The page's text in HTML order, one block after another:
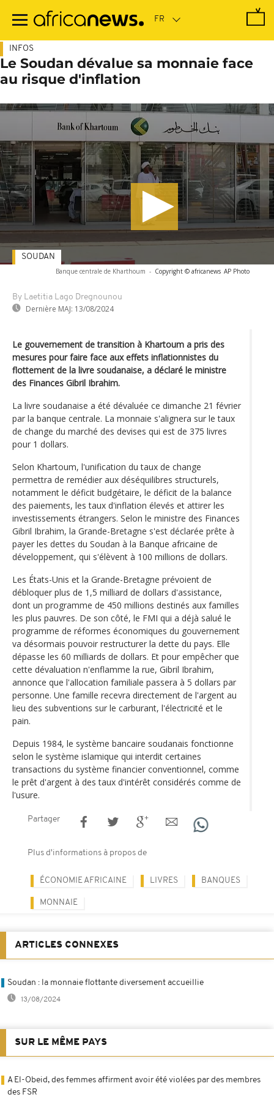
contenu
INFOS
Le Soudan dévalue sa monnaie face
au risque d'inflation
Banque centrale de Kharthoum - Copyright © africanews AP Photo
By Laetitia Lago Dregnounou
Dernière MAJ: 13/08/2024
SOUDAN
Le gouvernement de transition à Khartoum a pris des
mesures pour faire face aux effets inflationnistes du
flottement de la livre soudanaise, a déclaré le ministre
des Finances Gibril Ibrahim.
La livre soudanaise a été dévaluée ce dimanche 21 février
par la banque centrale. La monnaie s'alignera sur le taux
de change du marché des devises qui est de 375 livres
pour 1 dollars.
Selon Khartoum, l'unification du taux de change
permettra de remédier aux déséquilibres structurels,
notamment le déficit budgétaire, le déficit de la balance
des paiements, les taux d'inflation élevés et attirer les
investissements étrangers. Selon le ministre des Finances
Gibril Ibrahim, la Grande-Bretagne s'est déclarée prête à
payer les dettes du Soudan à la Banque africaine de
développement, qui s'élèvent à 100 millions de dollars.
Les États-Unis et la Grande-Bretagne prévoient de
débloquer plus de 1,5 milliard de dollars d'assistance,
dont un programme de 450 millions destinés aux familles
les plus pauvres. De son côté, le FMI qui a déjà salué le
programme de réformes économiques du gouvernement
va désormais pouvoir restructurer la dette du pays. Elle
dépasse les 60 milliards de dollars. Et pour empêcher que
cette dévaluation n'enflamme la rue, Gibril Ibrahim,
annonce que l'allocation familiale passera à 5 dollars par
personne. Une famille recevra directement de l'argent au
lieu des subventions sur le carburant, l'électricité et le
pain.
Depuis 1984, le système bancaire soudanais fonctionne
selon le système islamique qui interdit certaines
transactions du système financier conventionnel, comme
le prêt d'argent à des taux d'intérêt considérés comme de
l'usure.
Partager
Plus d'informations à propos de
ÉCONOMIE AFRICAINE LIVRES BANQUES
MONNAIE
ARTICLES CONNEXES
Soudan : la monnaie flottante diversement accueillie
13/08/2024
SUR LE MÊME PAYS
A El-Obeid, des femmes affirment avoir été violées par des membres
des FSR